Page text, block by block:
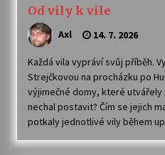
Za kulturou
13. 7. 2026
Varhanní
Želiv
Od vily k vile
Axl 14. 7. 2026
Každá vila vypráví svůj příběh.
Strejčkovou na procházku po
výjimečné domy, které utvářely
nechal postavit? Čím se jejich
potkaly jednotlivé vily během